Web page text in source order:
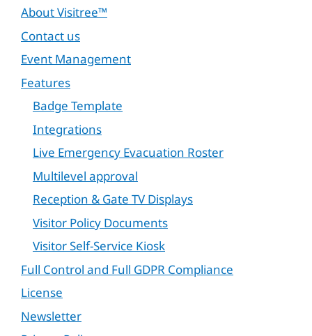
About Visitree™
Contact us
Event Management
Features
Badge Template
Integrations
Live Emergency Evacuation Roster
Multilevel approval
Reception & Gate TV Displays
Visitor Policy Documents
Visitor Self-Service Kiosk
Full Control and Full GDPR Compliance
License
Newsletter